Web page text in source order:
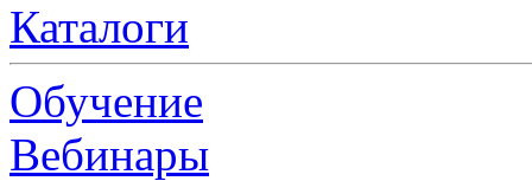
Каталоги
Обучение
Вебинары